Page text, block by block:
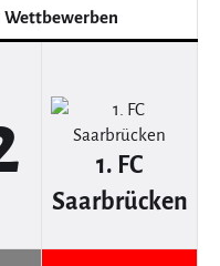
Wettbewerben
1. FC
Saarbrücken